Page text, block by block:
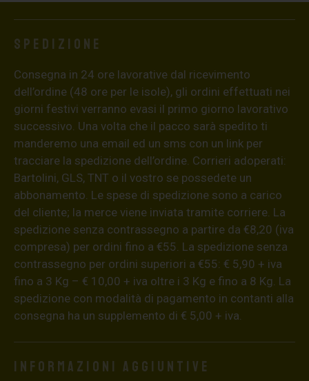
Spedizione
Consegna in 24 ore lavorative dal ricevimento
dell’ordine (48 ore per le isole), gli ordini effettuati nei
giorni festivi verranno evasi il primo giorno lavorativo
successivo. Una volta che il pacco sarà spedito ti
manderemo una email ed un sms con un link per
tracciare la spedizione dell’ordine. Corrieri adoperati:
Bartolini, GLS, TNT o il vostro se possedete un
abbonamento. Le spese di spedizione sono a carico
del cliente; la merce viene inviata tramite corriere. La
spedizione senza contrassegno a partire da €8,20 (iva
compresa) per ordini fino a €55. La spedizione senza
contrassegno per ordini superiori a €55: € 5,90 + iva
fino a 3 Kg – € 10,00 + iva oltre i 3 Kg e fino a 8 Kg. La
spedizione con modalità di pagamento in contanti alla
consegna ha un supplemento di € 5,00 + iva.
Informazioni aggiuntive